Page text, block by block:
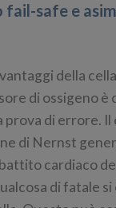
fail-safe e
della
di ossigeno è
di errore.
di Nernst
cardiaco
di fatale